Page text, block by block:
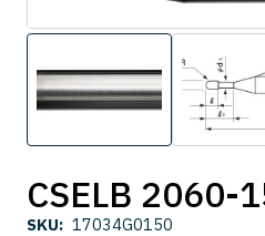
CSELB 2060-
SKU: 17034G0150